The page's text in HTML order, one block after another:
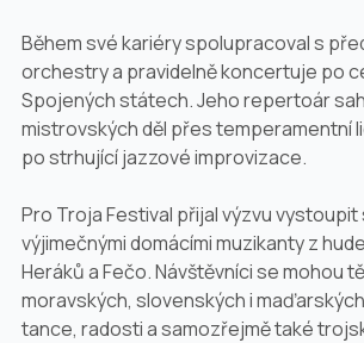
Během své kariéry spolupracoval s
orchestry a pravidelně koncertuje po
Spojených státech. Jeho repertoár
mistrovských děl přes temperamentní
po strhující jazzové improvizace.
Pro Troja Festival přijal výzvu
výjimečnými domácími muzikanty z
Heráků a Fečo. Návštěvníci se mohou
moravských, slovenských i
tance, radosti a samozřejmě také